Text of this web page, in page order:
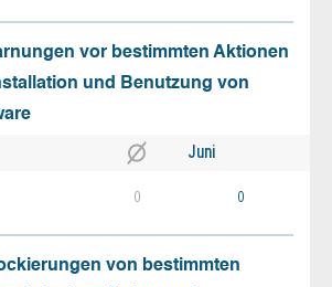
vor bestimmten Aktionen
und Benutzung von
Juni
0 0
von bestimmten